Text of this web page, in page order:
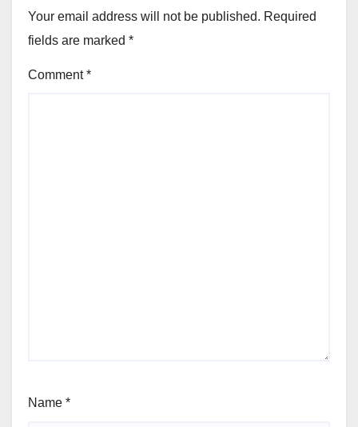
Your email address will not be published. Required
fields are marked *
Comment*
Name *